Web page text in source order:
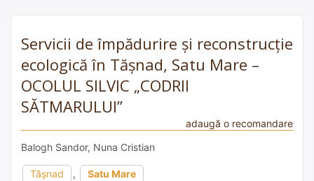
Servicii de împădurire și reconstrucție
ecologică în Tășnad, Satu Mare –
OCOLUL SILVIC „CODRII
SĂTMARULUI”
adaugă o recomandare
Balogh Sandor, Nuna Cristian
Tășnad , Satu Mare